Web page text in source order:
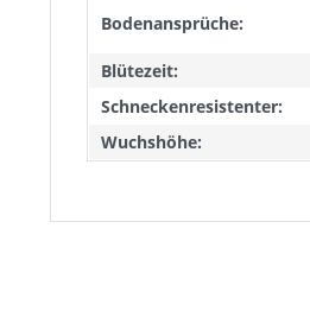
Bodenansprüche:
Blütezeit:
Schneckenresistenter:
Wuchshöhe: